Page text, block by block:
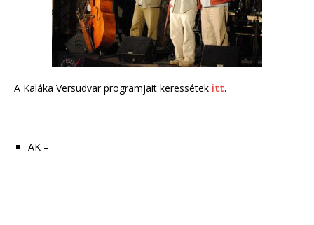
A Kaláka Versudvar programjait keressétek itt.
AK –